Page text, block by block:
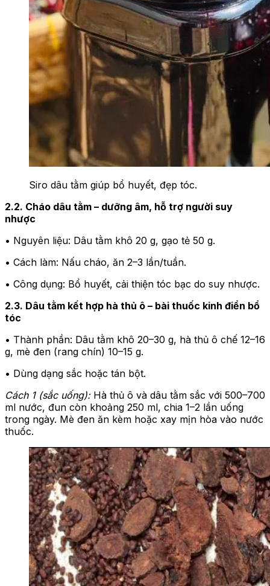
Siro dâu tằm giúp bổ huyết, đẹp tóc.
2.2. Cháo dâu tằm – dưỡng âm, hỗ trợ người suy
nhược
• Nguyên liệu: Dâu tằm khô 20 g, gạo tẻ 50 g.
• Cách làm: Nấu cháo, ăn 2–3 lần/tuần.
• Công dụng: Bổ huyết, cải thiện tóc bạc do suy nhược.
2.3. Dâu tằm kết hợp hà thủ ô – bài thuốc kinh điển bổ
tóc
• Thành phần: Dâu tằm khô 20–30 g, hà thủ ô chế 12–16
g, mè đen (rang chín) 10–15 g.
• Dùng dạng sắc hoặc tán bột.
Cách 1 (sắc uống): Hà thủ ô và dâu tằm sắc với 500–700
ml nước, đun còn khoảng 250 ml, chia 1–2 lần uống
trong ngày. Mè đen ăn kèm hoặc xay mịn hòa vào nước
thuốc.